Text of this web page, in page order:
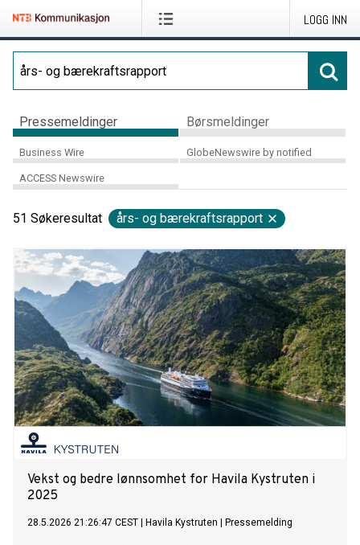
LOGG INN
Pressemeldinger Børsmeldinger
Business Wire GlobeNewswire by notified
ACCESS Newswire
51 Søkeresultat års- og bærekraftsrapport
Vekst og bedre lønnsomhet for Havila Kystruten i
2025
28.5.2026 21:26:47 CEST Havila Kystruten Pressemelding